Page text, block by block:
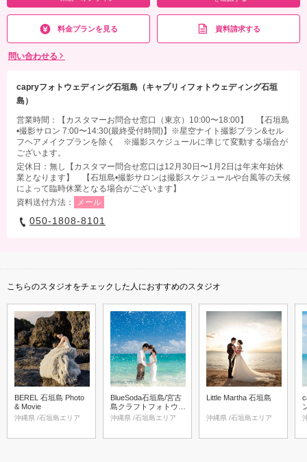
料金プランを見る 資料請求する
問い合わせる
capryフォトウェディング石垣島（キャプリィフォトウェディング石垣
島）
営業時間：【カスタマーお問合せ窓口（東京）10:00〜18:00】 【石垣島
•撮影サロン 7:00〜14:30(最終受付時間)】※星空ナイト撮影プラン&セル
フヘアメイクプランを除く ※撮影スケジュールに準じて変動する場合が
ございます。
定休日：無し【カスタマー問合せ窓口は12月30日〜1月2日は年末年始休
業となります】 【石垣島•撮影サロンは撮影スケジュールや台風等の天候
によって臨時休業となる場合がございます】
資料送付方法：
メール
050-1808-8101
こちらのスタジオをチェックした人におすすめのスタジオ
BEREL 石垣島 Photo
& Movie
沖縄県 /石垣島エリア
BlueSoda石垣島/宮古
島クラフトフォトウェ
ディング沖縄県 /石垣島エリア
Little Martha 石垣島
沖縄県 /石垣島エリア